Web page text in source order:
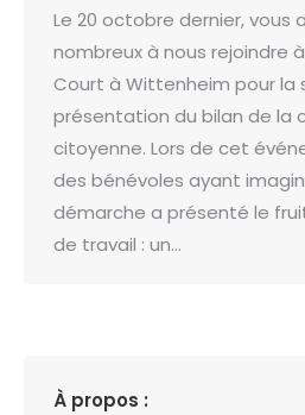
Le 20 octobre dernier, vous
nombreux à nous rejoindre
Court à Wittenheim pour la
présentation du bilan de la
citoyenne. Lors de cet
des bénévoles ayant
démarche a présenté le
de travail : un…
À propos :